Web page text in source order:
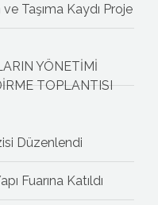
Taşıma Kaydı Proje
YÖNETİMİ
TOPLANTISI
Düzenlendi
Fuarına Katıldı